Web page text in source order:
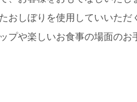
おしぼりを使用していいただ
プや楽しいお食事の場面のお